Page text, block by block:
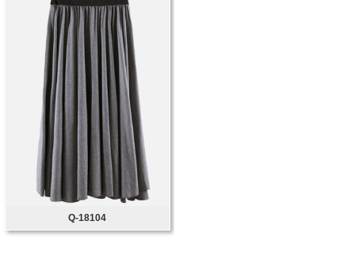
Q-18104